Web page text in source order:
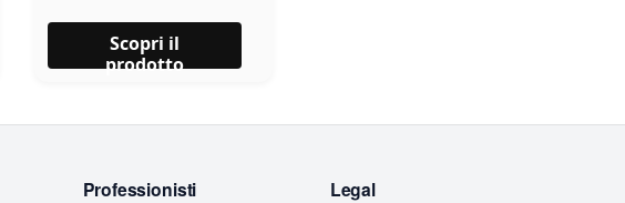
Scopri il
prodotto
Professionisti Legal